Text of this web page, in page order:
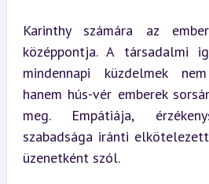
Karinthy számára az
középpontja. A társadalmi
mindennapi küzdelmek
hanem hús-vér emberek
meg. Empátiája,
szabadsága iránti
üzenetként szól.